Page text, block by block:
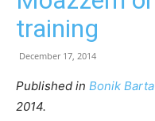
training
December 17, 2014
Published in Bonik Barta
2014.